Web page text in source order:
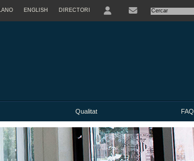
ENGLISH DIRECTORI
Qualitat FAQ